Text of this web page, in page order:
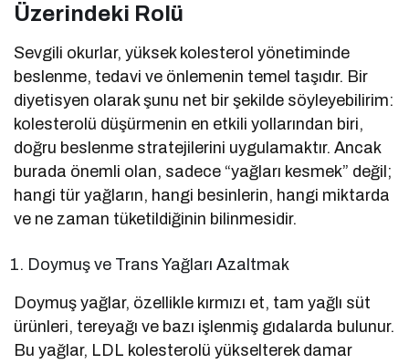
Üzerindeki Rolü
Sevgili okurlar, yüksek kolesterol yönetiminde
beslenme, tedavi ve önlemenin temel taşıdır. Bir
diyetisyen olarak şunu net bir şekilde söyleyebilirim:
kolesterolü düşürmenin en etkili yollarından biri,
doğru beslenme stratejilerini uygulamaktır. Ancak
burada önemli olan, sadece “yağları kesmek” değil;
hangi tür yağların, hangi besinlerin, hangi miktarda
ve ne zaman tüketildiğinin bilinmesidir.
Doymuş ve Trans Yağları Azaltmak
Doymuş yağlar, özellikle kırmızı et, tam yağlı süt
ürünleri, tereyağı ve bazı işlenmiş gıdalarda bulunur.
Bu yağlar, LDL kolesterolü yükselterek damar